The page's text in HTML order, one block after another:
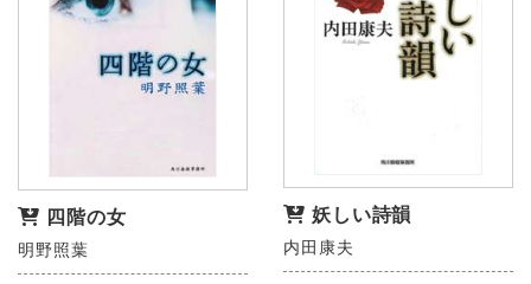
四階の女
明野照葉
妖しい詩韻
内田康夫